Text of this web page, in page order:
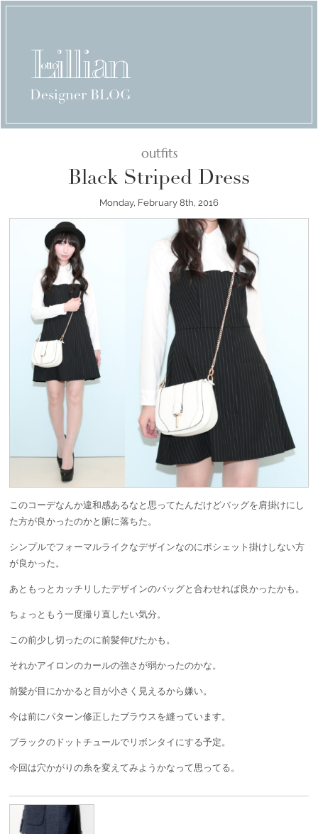
Designer BLOG
outfits
Black Striped Dress
Monday, February 8th, 2016
このコーデなんか違和感あるなと思ってたんだけどバッグを肩掛けにし
た方が良かったのかと腑に落ちた。
シンプルでフォーマルライクなデザインなのにポシェット掛けしない方
が良かった。
あともっとカッチリしたデザインのバッグと合わせれば良かったかも。
ちょっともう一度撮り直したい気分。
この前少し切ったのに前髪伸びたかも。
それかアイロンのカールの強さが弱かったのかな。
前髪が目にかかると目が小さく見えるから嫌い。
今は前にパターン修正したブラウスを縫っています。
ブラックのドットチュールでリボンタイにする予定。
今回は穴かがりの糸を変えてみようかなって思ってる。